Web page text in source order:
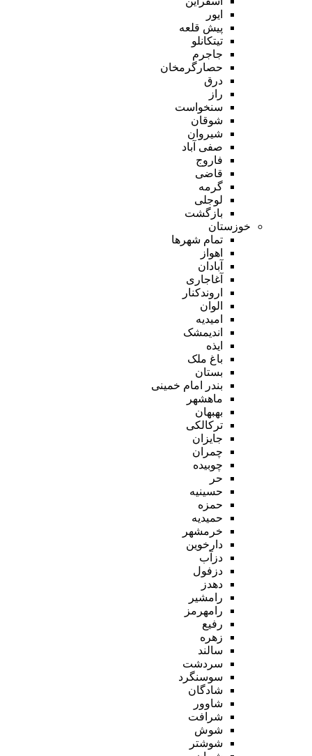
ایور
پیش قلعه
تیتکانلو
جاجرم
حصارگرمخان
درق
راز
سنخواست
شوقان
شیروان
صفی آباد
فاروج
قاضی
گرمه
لوجلی
بازگشت
خوزستان
تمام شهر‌ها
اهواز
آبادان
آغاجاری
اروندکنار
الوان
امیدیه
اندیمشک
ایذه
باغ ملک
بستان
بندر امام خمینی
ماهشهر
بهبهان
ترکالکی
جایزان
چمران
چوبیده
حر
حسینیه
حمزه
حمیدیه
خرمشهر
دارخوین
دزآب
دزفول
دهدز
رامشیر
رامهرمز
رفیع
زهره
سالند
سردشت
سوسنگرد
شادگان
شاوور
شرافت
شوش
شوشتر